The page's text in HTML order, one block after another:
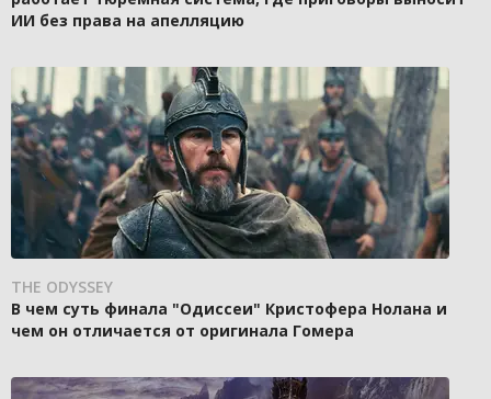
ИИ без права на апелляцию
THE ODYSSEY
В чем суть финала "Одиссеи" Кристофера Нолана и
чем он отличается от оригинала Гомера